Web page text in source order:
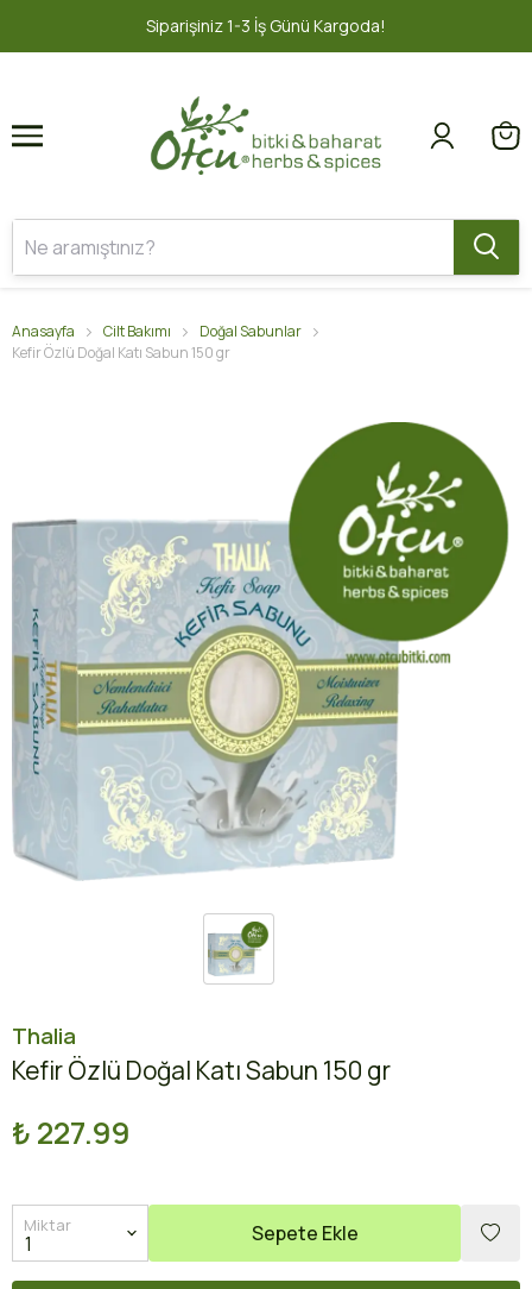
2000 TL ve üzeri ÜCRETSİZ
1 2
Anasayfa Cilt Bakımı
Doğal Sabunlar
Kefir Özlü Doğal Katı Sabun 150 gr
Thalia
Kefir Özlü Doğal Katı Sabun 150 gr
₺ 227.99
Miktar Sepete Ekle